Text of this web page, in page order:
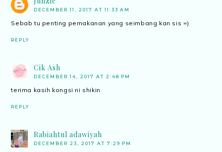
DECEMBER 11, 2017 AT 11:33 AM
Sebab tu penting pemakanan yang seimbang kan sis =)
REPLY
Cik Ash
DECEMBER 14, 2017 AT 2:48 PM
terima kasih kongsi ni shikin
REPLY
Rabiahtul adawiyah
DECEMBER 23, 2017 AT 7:29 PM